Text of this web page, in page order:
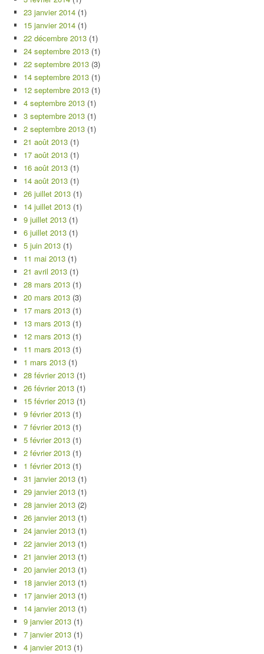
23 janvier 2014 (1)
15 janvier 2014 (1)
22 décembre 2013 (1)
24 septembre 2013 (1)
22 septembre 2013 (3)
14 septembre 2013 (1)
12 septembre 2013 (1)
4 septembre 2013 (1)
3 septembre 2013 (1)
2 septembre 2013 (1)
21 août 2013 (1)
17 août 2013 (1)
16 août 2013 (1)
14 août 2013 (1)
26 juillet 2013 (1)
14 juillet 2013 (1)
9 juillet 2013 (1)
6 juillet 2013 (1)
5 juin 2013 (1)
11 mai 2013 (1)
21 avril 2013 (1)
28 mars 2013 (1)
20 mars 2013 (3)
17 mars 2013 (1)
13 mars 2013 (1)
12 mars 2013 (1)
11 mars 2013 (1)
1 mars 2013 (1)
28 février 2013 (1)
26 février 2013 (1)
15 février 2013 (1)
9 février 2013 (1)
7 février 2013 (1)
5 février 2013 (1)
2 février 2013 (1)
1 février 2013 (1)
31 janvier 2013 (1)
29 janvier 2013 (1)
28 janvier 2013 (2)
26 janvier 2013 (1)
24 janvier 2013 (1)
22 janvier 2013 (1)
21 janvier 2013 (1)
20 janvier 2013 (1)
18 janvier 2013 (1)
17 janvier 2013 (1)
14 janvier 2013 (1)
9 janvier 2013 (1)
7 janvier 2013 (1)
4 janvier 2013 (1)